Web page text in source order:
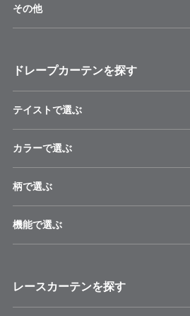
その他
ドレープカーテンを探す
テイストで選ぶ
カラーで選ぶ
柄で選ぶ
機能で選ぶ
レースカーテンを探す